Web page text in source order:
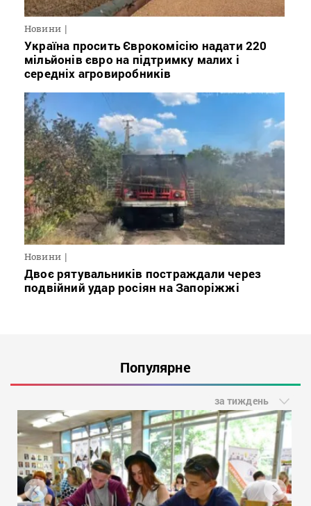
Новини
Україна просить Єврокомісію надати 220
мільйонів євро на підтримку малих і
середніх агровиробників
Новини
Двоє рятувальників постраждали через
подвійний удар росіян на Запоріжжі
Популярне
за тиждень